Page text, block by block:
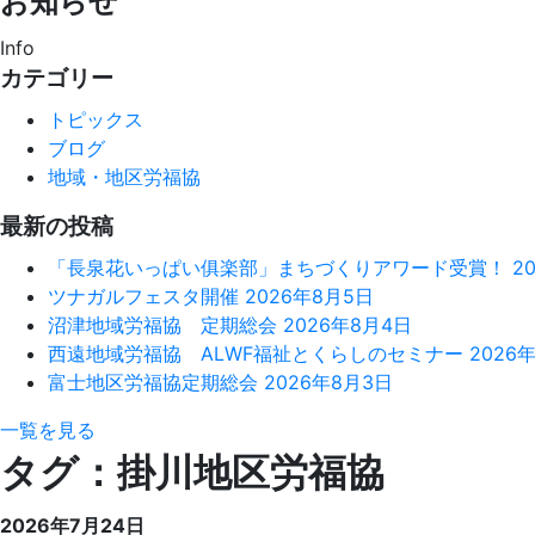
Info
カテゴリー
トピックス
ブログ
地域・地区労福協
最新の投稿
「長泉花いっぱい俱楽部」まちづくりアワード受賞！
ツナガルフェスタ開催 2026年8月5日
沼津地域労福協 定期総会 2026年8月4日
西遠地域労福協 ALWF福祉とくらしのセミナー 2026
富士地区労福協定期総会 2026年8月3日
一覧を見る
タグ：掛川地区労福協
2026年7月24日